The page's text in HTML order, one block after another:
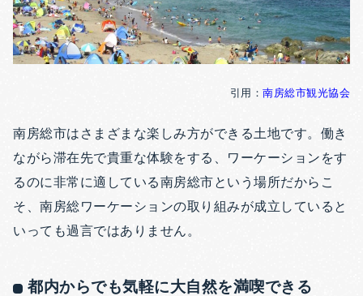
引用： 南房総市観光協会
南房総市はさまざまな楽しみ方ができる土地です。働き
ながら滞在先で貴重な体験をする、ワーケーションをす
るのに非常に適している南房総市という場所だからこ
そ、南房総ワーケーションの取り組みが成立していると
いっても過言ではありません。
都内からでも気軽に大自然を満喫できる